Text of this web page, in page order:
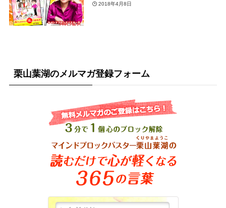
2018年4月8日
栗山葉湖のメルマガ登録フォーム